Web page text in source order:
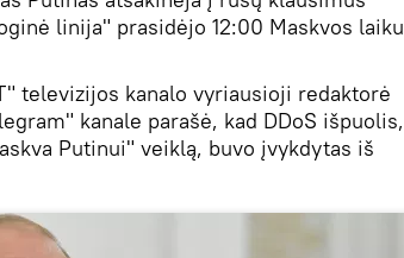
linija" prasidėjo 12:00 Maskvos laiku
televizijos kanalo vyriausioji redaktorė
kanale parašė, kad DDoS išpuolis,
Putinui" veiklą, buvo įvykdytas iš